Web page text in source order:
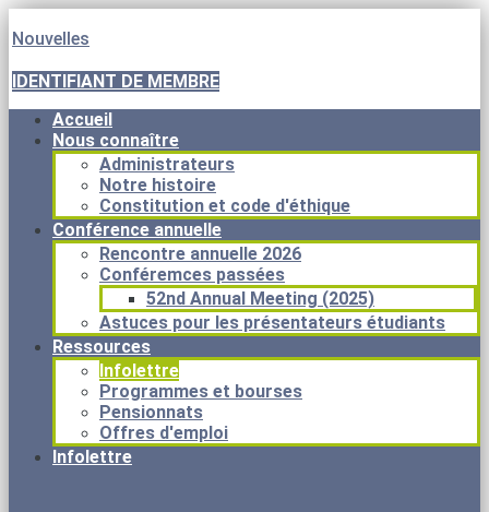
Nouvelles
IDENTIFIANT DE MEMBRE
Accueil
Nous connaître
Administrateurs
Notre histoire
Constitution et code d'éthique
Conférence annuelle
Rencontre annuelle 2026
Conféremces passées
52nd Annual Meeting (2025)
Astuces pour les présentateurs étudiants
Ressources
Infolettre
Programmes et bourses
Pensionnats
Offres d'emploi
Infolettre